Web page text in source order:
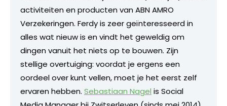
activiteiten en producten van ABN AMRO
Verzekeringen. Ferdy is zeer geïnteresseerd in
alles wat nieuw is en vindt het geweldig om
dingen vanuit het niets op te bouwen. Zijn
stellige overtuiging: voordat je ergens een
oordeel over kunt vellen, moet je het eerst zelf
ervaren hebben. Sebastiaan Nagel is Social